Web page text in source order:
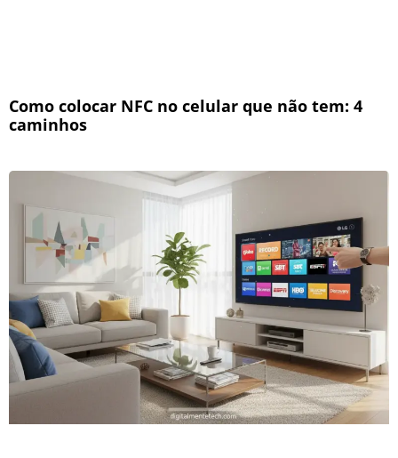
Como colocar NFC no celular que não tem: 4
caminhos